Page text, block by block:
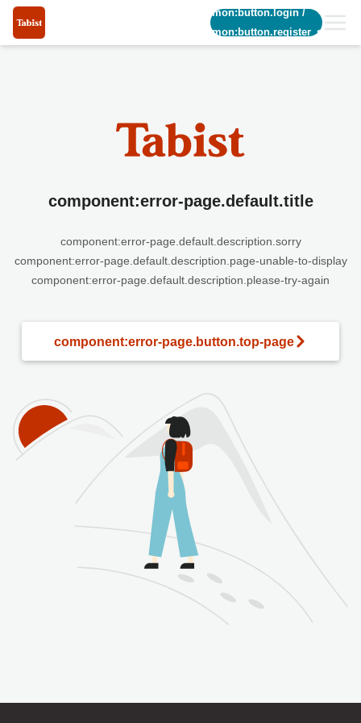
common:button.login/
common:button.register_short
component:error-page.default.title
component:error-page.default.description.sorry
component:error-page.default.description.page-unable-to-display
component:error-page.default.description.please-try-again
component:error-page.button.top-page